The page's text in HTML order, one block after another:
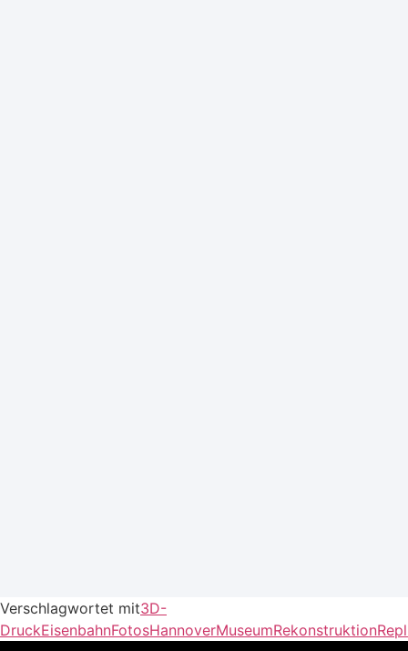
Verschlagwortet mit3D-
DruckEisenbahnFotosHannoverMuseumRekonstruktion